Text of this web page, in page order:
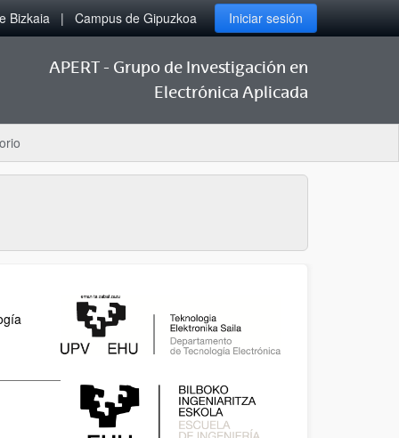
Bizkaia Campus de Gipuzkoa Iniciar sesión
APERT - Grupo de Investigación en
Electrónica Aplicada